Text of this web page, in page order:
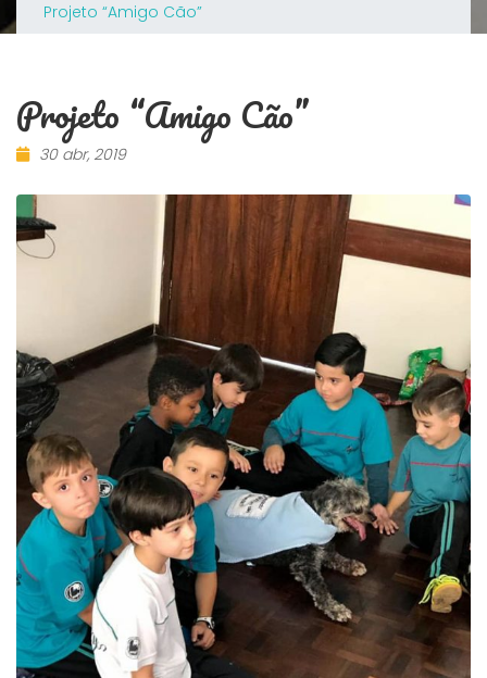
Projeto “Amigo Cão”
Projeto “Amigo Cão”
30 abr, 2019